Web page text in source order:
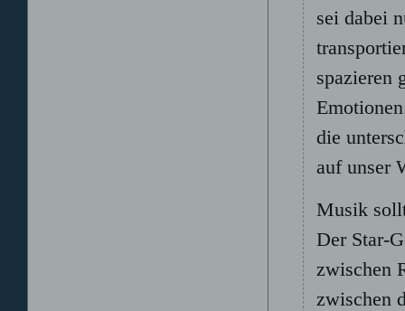
sei dabei
spazieren
die
auf unser
Musik
Der Star-
zwischen
zwischen